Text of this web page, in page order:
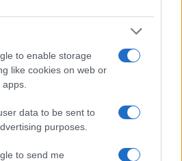
to enable storage
like cookies on web or
data to be sent to
purposes.
to send me
Governance
Governor for
& European
Attica